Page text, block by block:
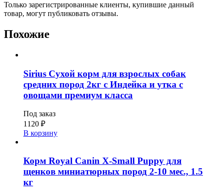
Только зарегистрированные клиенты, купившие данный
товар, могут публиковать отзывы.
Похожие
Sirius Сухой корм для взрослых собак
средних пород 2кг с Индейка и утка с
овощами премиум класса
Под заказ
1120 ₽
В корзину
Корм Royal Canin X-Small Puppy для
щенков миниатюрных пород 2-10 мес., 1.5
кг